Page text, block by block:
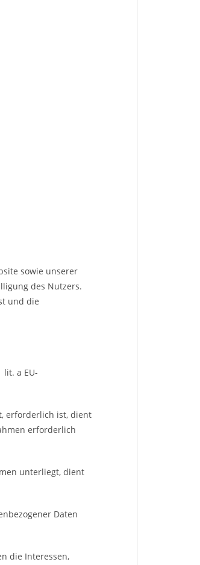
sowie unserer
des Nutzers.
und die
a EU-
erforderlich ist, dient
erforderlich
unterliegt, dient
Daten
die Interessen,